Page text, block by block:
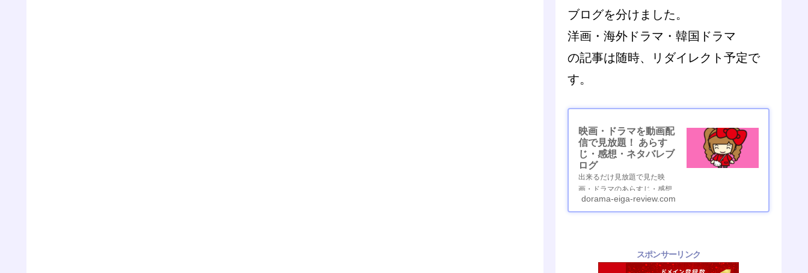
ブログを分けました。
洋画・海外ドラマ・韓国ドラマ
の記事は随時、リダイレクト予定で
す。
映画・ドラマを動画配
信で見放題！ あらす
じ・感想・ネタバレブ
ログ
出来るだけ見放題で見た映
画・ドラマのあらすじ・感想
dorama-eiga-review.com
スポンサーリンク